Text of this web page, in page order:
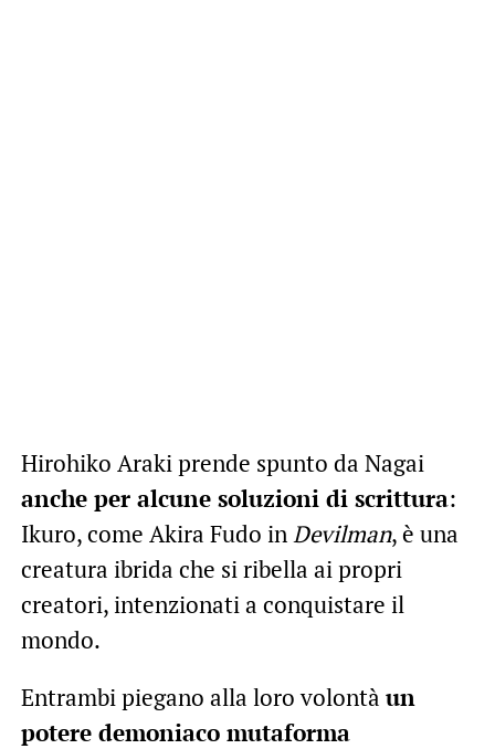
Hirohiko Araki prende spunto da Nagai
anche per alcune soluzioni di scrittura:
Ikuro, come Akira Fudo inDevilman, è una
creatura ibrida che si ribella ai propri
creatori, intenzionati a conquistare il
mondo.
Entrambi piegano alla loro volontà un
potere demoniaco mutaforma